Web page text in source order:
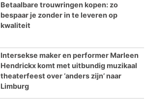
Betaalbare trouwringen kopen: zo
bespaar je zonder in te leveren op
kwaliteit
Intersekse maker en performer Marleen
Hendrickx komt met uitbundig muzikaal
theaterfeest over ‘anders zijn’ naar
Limburg